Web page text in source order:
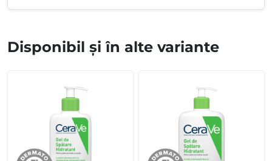
Disponibil și în alte variante